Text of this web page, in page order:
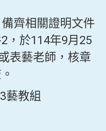
齊相關證明文件
，於114年9月25
表藝老師，核章
藝教組